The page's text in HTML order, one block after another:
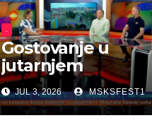
.
Gostovanje u
jutarnjem
programu RTVBN
JUL 3, 2026 MSKSFEST1